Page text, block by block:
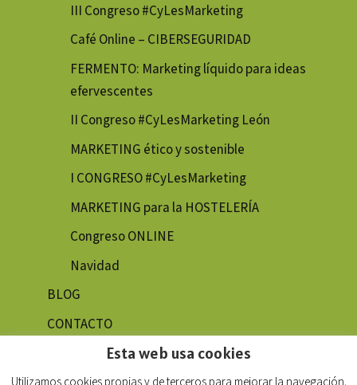
III Congreso #CyLesMarketing
Café Online – CIBERSEGURIDAD
FERMENTO: Marketing líquido para ideas
efervescentes
II Congreso #CyLesMarketing León
MARKETING ético y sostenible
I CONGRESO #CyLesMarketing
MARKETING para la HOSTELERÍA
Congreso ONLINE
Navidad
BLOG
CONTACTO
Esta web usa cookies
Utilizamos cookies propias y de terceros para mejorar la navegación.